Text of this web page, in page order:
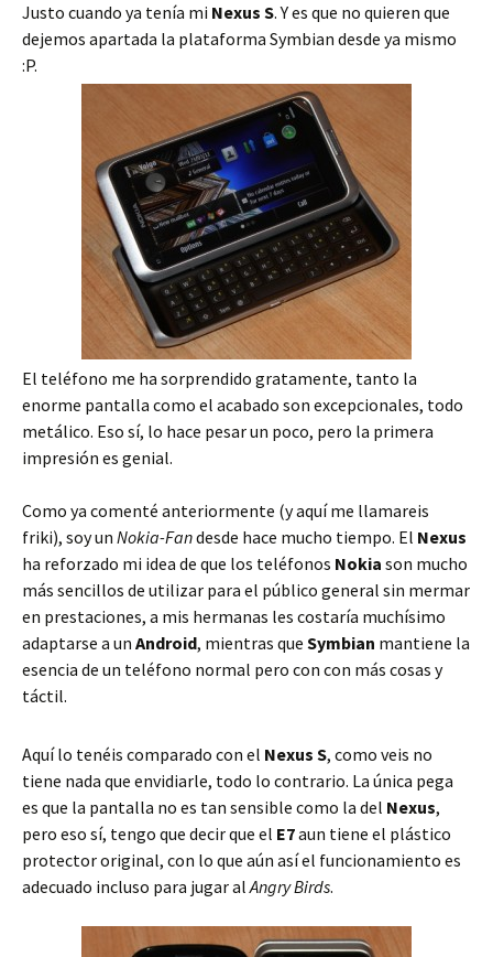
Justo cuando ya tenía mi Nexus S. Y es que no quieren que
dejemos apartada la plataforma Symbian desde ya mismo
:P.
El teléfono me ha sorprendido gratamente, tanto la
enorme pantalla como el acabado son excepcionales, todo
metálico. Eso sí, lo hace pesar un poco, pero la primera
impresión es genial.
Como ya comenté anteriormente (y aquí me llamareis
friki), soy un Nokia-Fandesde hace mucho tiempo. El Nexus
ha reforzado mi idea de que los teléfonos Nokia son mucho
más sencillos de utilizar para el público general sin mermar
en prestaciones, a mis hermanas les costaría muchísimo
adaptarse a un Android, mientras que Symbian mantiene la
esencia de un teléfono normal pero con con más cosas y
táctil.
Aquí lo tenéis comparado con el Nexus S, como veis no
tiene nada que envidiarle, todo lo contrario. La única pega
es que la pantalla no es tan sensible como la del Nexus,
pero eso sí, tengo que decir que el E7aun tiene el plástico
protector original, con lo que aún así el funcionamiento es
adecuado incluso para jugar alAngry Birds.